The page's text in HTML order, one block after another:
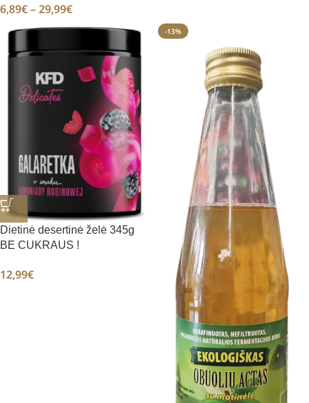
6,89€–29,99€
Dietinė desertinė želė 345g
BE CUKRAUS !
12,99€
-13%